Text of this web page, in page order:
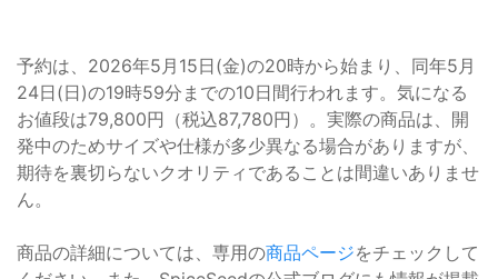
予約は、2026年5月15日(金)の20時から始まり、同年5月
24日(日)の19時59分までの10日間行われます。気になる
お値段は79,800円（税込87,780円）。実際の商品は、開
発中のためサイズや仕様が多少異なる場合がありますが、
期待を裏切らないクオリティであることは間違いありませ
ん。
商品の詳細については、専用の商品ページをチェックして